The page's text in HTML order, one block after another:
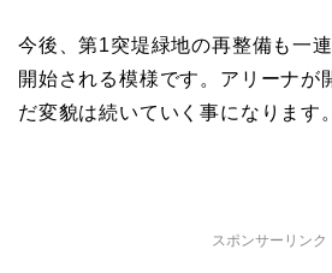
今後、第1突堤緑地の再整備も一
開始される模様です。アリーナが
だ変貌は続いていく事になります。
スポンサーリンク